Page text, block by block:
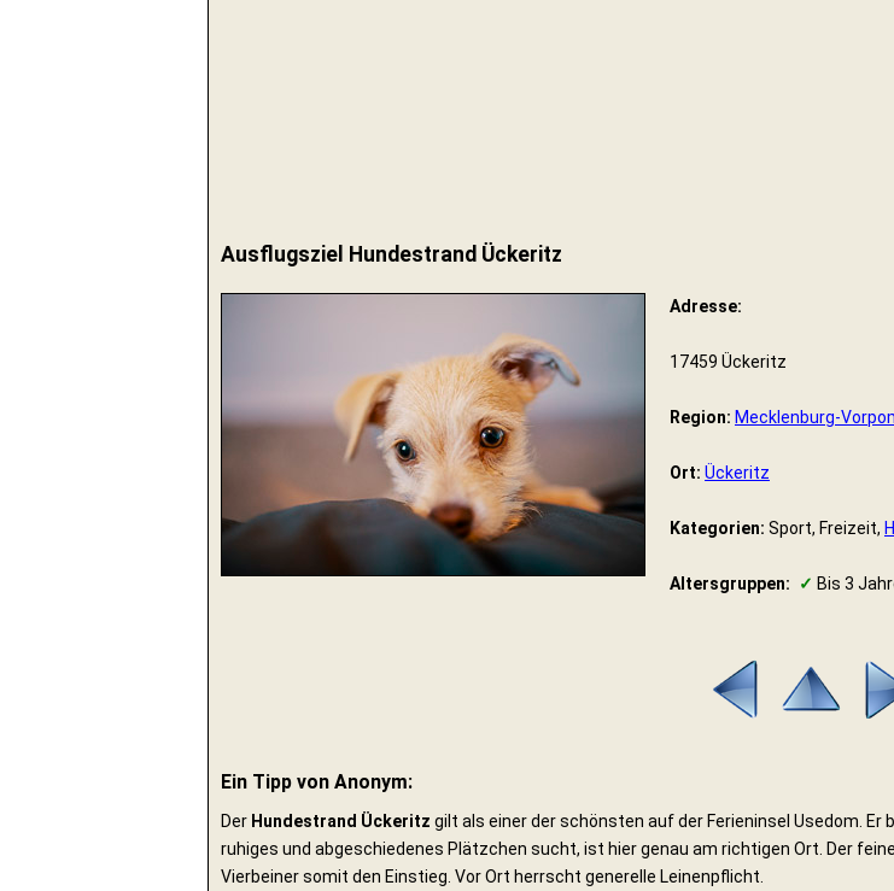
Ausflugsziel Hundestrand Ückeritz
Adresse:
17459 Ückeritz
Region: Mecklenburg-
Ort: Ückeritz
Kategorien: Sport, Freizeit,
Altersgruppen: ✓ Bis 3
Ein Tipp von Anonym:
Der Hundestrand Ückeritz gilt als einer der schönsten auf der Ferieninsel Usedom.
ruhiges und abgeschiedenes Plätzchen sucht, ist hier genau am richtigen Ort. Der
Vierbeiner somit den Einstieg. Vor Ort herrscht generelle Leinenpflicht.